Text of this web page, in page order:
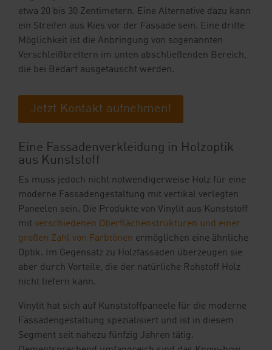
etwa 20 bis 30 Zentimetern. Eine Alternative dazu kann
ein Streifen aus Kies vor der Fassade sein. Eine dritte
Möglichkeit ist die Anbringung von sogenannten
Verschleißbrettern im unten abschließenden Bereich,
die bei Bedarf ausgetauscht werden.
Jetzt Kontakt aufnehmen!
Eine Fassadenverkleidung in Holzoptik
aus Kunststoff
Es muss jedoch nicht notwendigerweise Holz für eine
moderne Fassadengestaltung mit vertikal verlegten
Paneelen sein. Die Produkte von Vinylit aus Kunststoff
mit verschiedenen Oberflächenstrukturen und einer
großen Zahl von Farbtönen ermöglichen eine ähnliche
Optik. Im Gegensatz zu Holzfassaden überzeugen sie
aber durch Vorteile, die der natürliche Rohstoff Holz
nicht liefern kann.
Vinylit hat sich auf Kunststoffpaneele für die moderne
Fassadengestaltung spezialisiert und ist in diesem
Segment seit nahezu fünfzig Jahren tätig.